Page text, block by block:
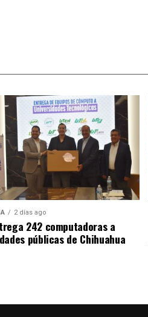
accidente y
de
2 días ago
242 computadoras a
públicas de Chihuahua